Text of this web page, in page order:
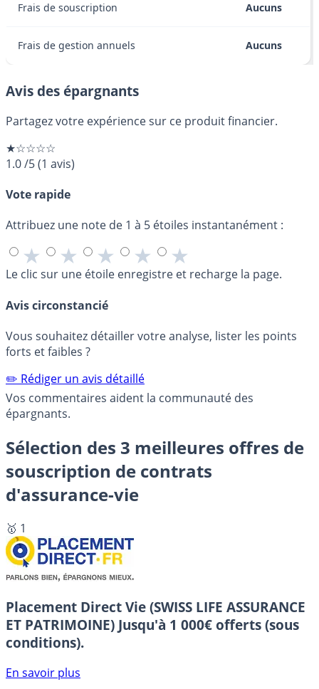
Frais de souscription Aucuns
Frais de gestion annuels Aucuns
Avis des épargnants
Partagez votre expérience sur ce produit financier.
★☆☆☆☆
1.0/5(1 avis)
Vote rapide
Attribuez une note de 1 à 5 étoiles instantanément :
★ ★ ★ ★ ★
Le clic sur une étoile enregistre et recharge la page.
Avis circonstancié
Vous souhaitez détailler votre analyse, lister les points
forts et faibles ?
✏️ Rédiger un avis détaillé
Vos commentaires aident la communauté des
épargnants.
Sélection des 3 meilleures offres de
souscription de contrats
d'assurance-vie
🥇 1
Placement Direct Vie (SWISS LIFE ASSURANCE
ET PATRIMOINE) Jusqu'à 1 000€ offerts (sous
conditions).
En savoir plus